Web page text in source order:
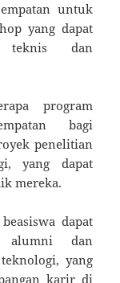
untuk
yang dapat
teknis dan
program
bagi
penelitian
yang dapat
mereka.
dapat
alumni dan
yang
karir di